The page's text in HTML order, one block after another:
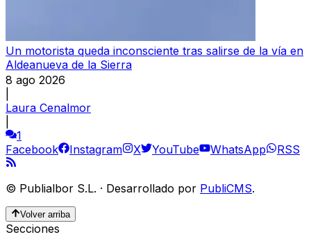
Un motorista queda inconsciente tras salirse de la vía en
Aldeanueva de la Sierra
8 ago 2026
Laura Cenalmor
1
Facebook
Instagram X YouTube WhatsApp RSS
© Publialbor S.L. · Desarrollado por PubliCMS.
Volver arriba
Secciones